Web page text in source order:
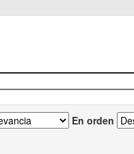
En orden